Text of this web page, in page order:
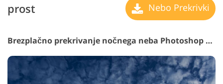
prost Nebo Prekrivki
Brezplačno prekrivanje nočnega neba Photoshop #32 "Clouds"